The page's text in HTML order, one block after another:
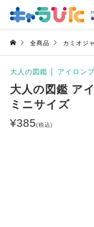
全商品 カミオジ
大人の図鑑 アイロン
大人の図鑑 ア
ミニサイズ
¥385(税込)